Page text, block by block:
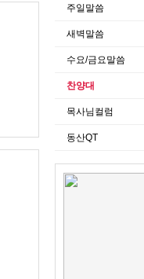
주일말씀
새벽말씀
수요/금요말씀
찬양대
목사님컬럼
동산QT